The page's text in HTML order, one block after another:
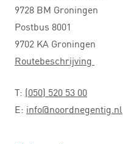
9728 BM Groningen
Postbus 8001
9702 KA Groningen
Routebeschrijving
T: (050) 520 53 00
E: info@noordnegentig.nl